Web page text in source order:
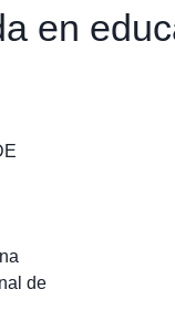
en
de